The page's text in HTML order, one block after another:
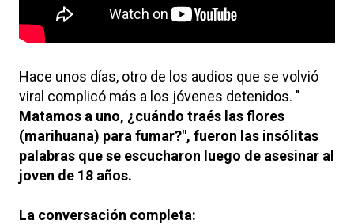
Hace unos días, otro de los audios que se volvió
viral complicó más a los jóvenes detenidos. "
Matamos a uno, ¿cuándo traés las flores
(marihuana) para fumar?", fueron las insólitas
palabras que se escucharon luego de asesinar al
joven de 18 años.
La conversación completa: